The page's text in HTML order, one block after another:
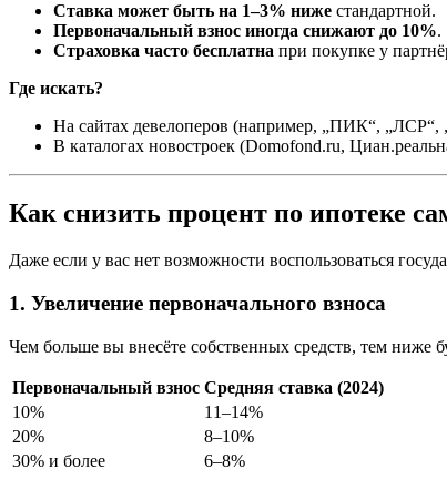
Ставка может быть на 1–3% ниже стандартной.
Первоначальный взнос иногда снижают до 10%.
Страховка часто бесплатна при покупке у
Где искать?
На сайтах девелоперов (например, „ПИК“, „ЛСР“,
В каталогах новостроек (Domofond.ru,
Как снизить процент по ипотеке
Даже если у вас нет возможности воспользоваться
1. Увеличение первоначального взноса
Чем больше вы внесёте собственных средств, тем ниже
Первоначальный взнос Средняя ставка (2024)
10%
11–14%
20%
8–10%
30% и более
6–8%